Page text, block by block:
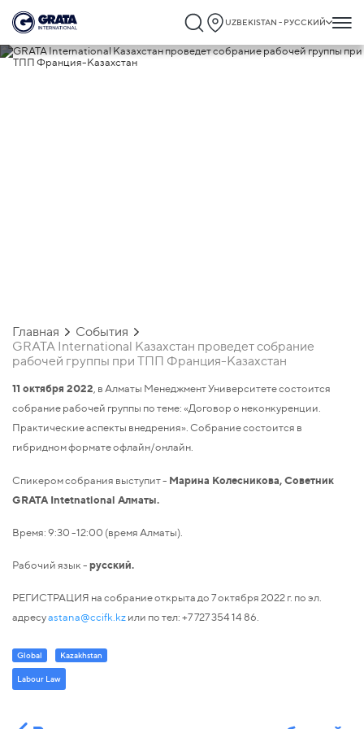
UZBEKISTAN - РУССКИЙ
Главная
События
GRATA International Казахстан проведет собрание
рабочей группы при ТПП Франция-Казахстан
11 октября 2022, в Алматы Менеджмент Университете состоится
собрание рабочей группы по теме: «Договор о неконкуренции.
Практические аспекты внедрения». Собрание состоится в
гибридном формате офлайн/онлайн.
Спикером собрания выступит - Марина Колесникова, Советник
GRATA Intetnational Алматы.
Время: 9:30 -12:00 (время Алматы).
Рабочий язык -русский.
РЕГИСТРАЦИЯ на собрание открыта до 7 октября 2022 г. по эл.
адресуastana@ccifk.kzили по тел: +7 727 354 14 86.
Global Kazakhstan
Labour Law